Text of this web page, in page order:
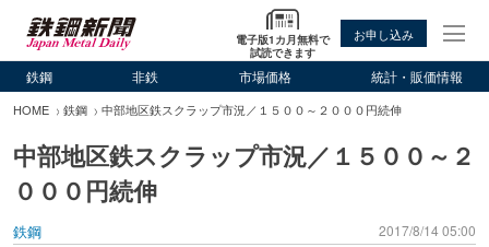
電子版1カ月無料で
試読できます
お申し込み
鉄鋼 非鉄 市場価格 統計・販価情報
HOME 鉄鋼 中部地区鉄スクラップ市況／１５００～２０００円続伸
中部地区鉄スクラップ市況／１５００～２
０００円続伸
鉄鋼 2017/8/14 05:00